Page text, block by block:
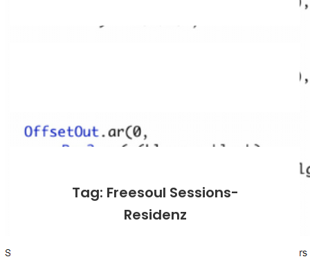
Tag: Freesoul Sessions-
Residenz